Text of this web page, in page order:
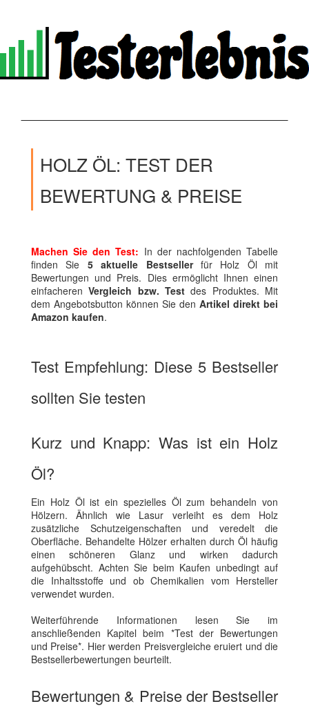
HOLZ ÖL: TEST DER
BEWERTUNG & PREISE
Machen Sie den Test: In der nachfolgenden Tabelle
finden Sie 5 aktuelle Bestsellerfür Holz Öl mit
Bewertungen und Preis. Dies ermöglicht Ihnen einen
einfacherenVergleich bzw. Test des Produktes. Mit
dem Angebotsbutton können Sie den Artikel direkt bei
Amazon kaufen.
Test Empfehlung: Diese 5 Bestseller
sollten Sie testen
Kurz und Knapp: Was ist ein Holz
Öl?
Ein Holz Öl ist ein spezielles Öl zum behandeln von
Hölzern. Ähnlich wie Lasur verleiht es dem Holz
zusätzliche Schutzeigenschaften und veredelt die
Oberfläche. Behandelte Hölzer erhalten durch Öl häufig
einen schöneren Glanz und wirken dadurch
aufgehübscht. Achten Sie beim Kaufen unbedingt auf
die Inhaltsstoffe und ob Chemikalien vom Hersteller
verwendet wurden.
Weiterführende Informationen lesen Sie im
anschließenden Kapitel beim *Test der Bewertungen
und Preise*. Hier werden Preisvergleiche eruiert und die
Bestsellerbewertungen beurteilt.
Bewertungen & Preise der Bestseller